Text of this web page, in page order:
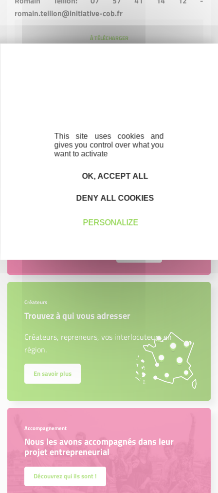
romain.teillon@initiative-cob.fr
À TÉLÉCHARGER
Flyer Parrainage
Je m'engage
Créateurs
Trouvez à qui vous adresser
Créateurs, repreneurs, vos interlocuteurs en
région.
En savoir plus
Accompagnement
Nous les avons accompagnés dans leur
projet entrepreneurial
Découvrez qui ils sont !
This site uses cookies and
gives you control over what you
want to activate
OK, ACCEPT ALL
DENY ALL COOKIES
PERSONALIZE